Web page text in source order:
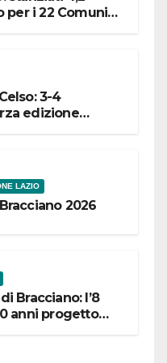
per i 22 Comuni
3-4
edizione
LAZIO
2026
Bracciano: l’8
anni progetto